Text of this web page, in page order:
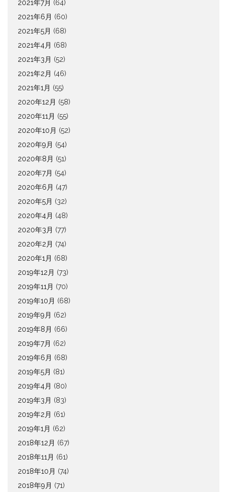
2021年7月 (64)
2021年6月 (60)
2021年5月 (68)
2021年4月 (68)
2021年3月 (52)
2021年2月 (46)
2021年1月 (55)
2020年12月 (58)
2020年11月 (55)
2020年10月 (52)
2020年9月 (54)
2020年8月 (51)
2020年7月 (54)
2020年6月 (47)
2020年5月 (32)
2020年4月 (48)
2020年3月 (77)
2020年2月 (74)
2020年1月 (68)
2019年12月 (73)
2019年11月 (70)
2019年10月 (68)
2019年9月 (62)
2019年8月 (66)
2019年7月 (62)
2019年6月 (68)
2019年5月 (81)
2019年4月 (80)
2019年3月 (83)
2019年2月 (61)
2019年1月 (62)
2018年12月 (67)
2018年11月 (61)
2018年10月 (74)
2018年9月 (71)